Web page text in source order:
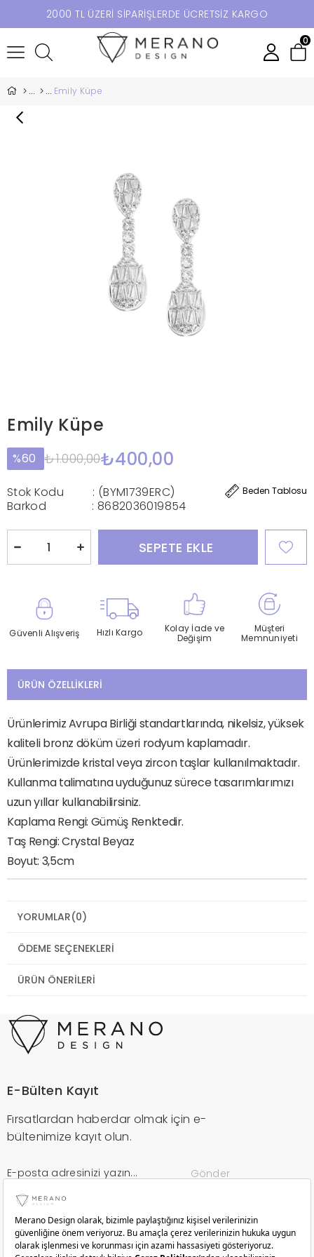
2000 TL ÜZERİ SİPARİŞLERDE ÜCRETSİZ KARGO
0
Emily Küpe
Emily Küpe
60 ₺1.000,00₺400,00
Beden Tablosu
Stok Kodu
(BYM1739ERC)
Barkod
: 8682036019854
Güvenli Alışveriş Hızlı Kargo
Kolay İade ve
Değişim
Müşteri
Memnuniyeti
ÜRÜN ÖZELLIKLERI
Ürünlerimiz Avrupa Birliği standartlarında, nikelsiz, yüksek
kaliteli bronz döküm üzeri rodyum kaplamadır.
Ürünlerimizde kristal veya zircon taşlar kullanılmaktadır.
Kullanma talimatına uyduğunuz sürece tasarımlarımızı
uzun yıllar kullanabilirsiniz.
Kaplama Rengi: Gümüş Renktedir.
Taş Rengi: Crystal Beyaz
Boyut: 3,5cm
YORUMLAR(0)
ÖDEME SEÇENEKLERI
ÜRÜN ÖNERILERI
E-Bülten Kayıt
Fırsatlardan haberdar olmak için e-
bültenimize kayıt olun.
Gönder
Kurumsal